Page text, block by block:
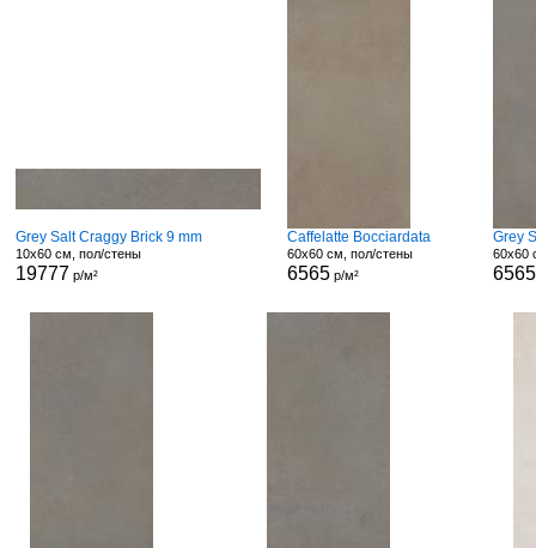
Grey Salt Craggy Brick 9 mm
10x60 см, пол/стены
19777 р/м²
Caffelatte Bocciardata
60x60 см, пол/стены
6565р/м²
Grey
60x60
6565